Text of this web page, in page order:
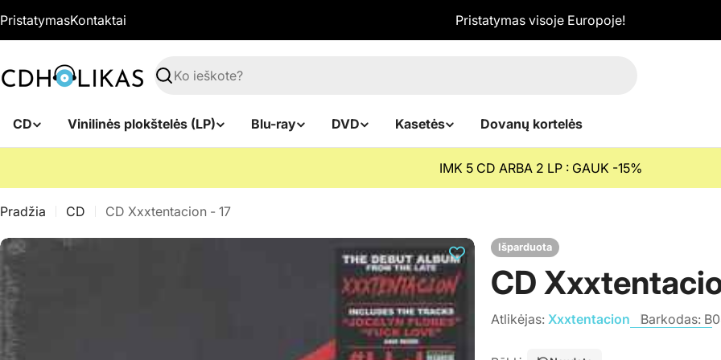
prie
PristatymasKontaktai Pristatymas visoje Europoje!
Paieška
CD Vinilinės plokštelės (LP) Blu-ray DVD Kasetės Dovanų kortelės
IMK 5 CD ARBA 2 LP : GAUK -15%
Pradžia CD CD Xxxtentacion - 17
Išparduota
CD
Atlikėjas: Xxxtentacion Barkodas: